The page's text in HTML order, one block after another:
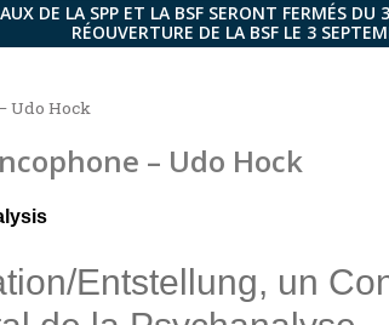
DE LA SPP ET LA BSF SERONT FERMÉS
RÉOUVERTURE DE LA BSF LE 3
Udo Hock
– Udo Hock
Entstellung, un